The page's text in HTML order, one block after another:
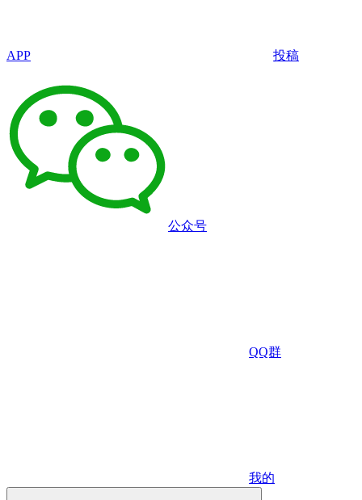
APP 投稿
公众号
QQ群
我的